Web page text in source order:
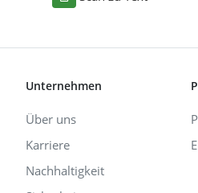
Unternehmen
Über uns
Karriere
Nachhaltigkeit